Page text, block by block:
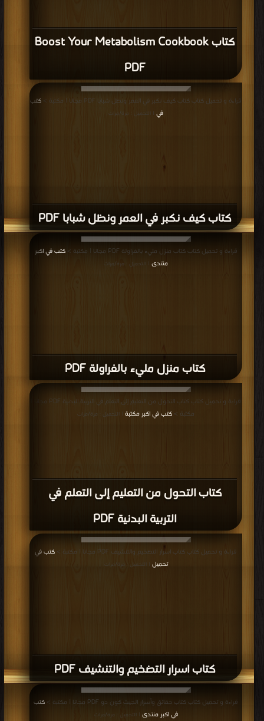
كتاب Boost Your Metabolism Cookbook
PDF
كتاب كيف نكبر في العمر ونظل شبابا PDF
قراءة و تحميل كتاب كتاب كيف نكبر في العمر ونظل شبابا PDF مجانا | مكتبة >
كتب
في
| التحميل : مرة/مرات
كتاب منزل مليء بالفراولة PDF
قراءة و تحميل كتاب كتاب منزل مليء بالفراولة PDF مجانا | مكتبة >
كتب في اكبر
منتدى
| التحميل : مرة/مرات
كتاب التحول من التعليم إلى التعلم في
التربية البدنية PDF
قراءة و تحميل كتاب كتاب التحول من التعليم إلى التعلم في التربية البدنية PDF مجانا |
مكتبة > كتب في اكبر مكتبة | التحميل : مرة/مرات
كتاب اسرار التضخيم والتنشيف PDF
قراءة و تحميل كتاب كتاب اسرار التضخيم والتنشيف PDF مجانا | مكتبة >
كتب في
تحميل | التحميل : مرة/مرات
قراءة و تحميل كتاب كتاب حقائق وأسرار الجيت كون دو PDF مجانا | مكتبة >
كتب
في اكبر منتدى | التحميل : مرة/مرات